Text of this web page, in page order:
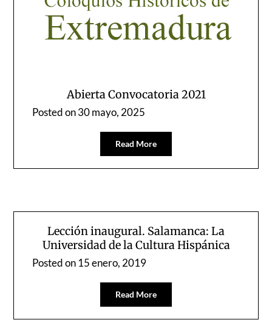
Abierta Convocatoria 2021
Posted on30 mayo, 2025
Read More
Lección inaugural. Salamanca: La
Universidad de la Cultura Hispánica
Posted on15 enero, 2019
Read More